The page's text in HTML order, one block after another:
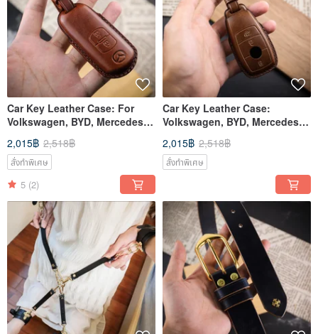
Car Key Leather Case: For
Volkswagen, BYD, Mercedes-
Benz, TOYOTA - Italian
Vegetable-Tanned Leather
2,015฿ 2,518฿
สั่งทำพิเศษ
5 (2)
Car Key Leather Case:
Volkswagen, BYD, Mercedes-
Benz, TOYOTA - Italian
Vegetable-Tanned Leather
2,015฿ 2,518฿
สั่งทำพิเศษ